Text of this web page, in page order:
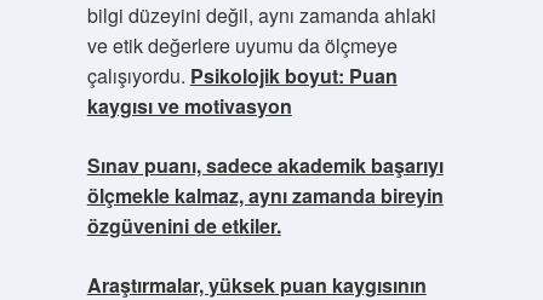
bilgi düzeyini değil, aynı zamanda ahlaki
ve etik değerlere uyumu da ölçmeye
çalışıyordu. Psikolojik boyut: Puan
kaygısı ve motivasyon
Sınav puanı, sadece akademik başarıyı
ölçmekle kalmaz, aynı zamanda bireyin
özgüvenini de etkiler.
Araştırmalar, yüksek puan kaygısının